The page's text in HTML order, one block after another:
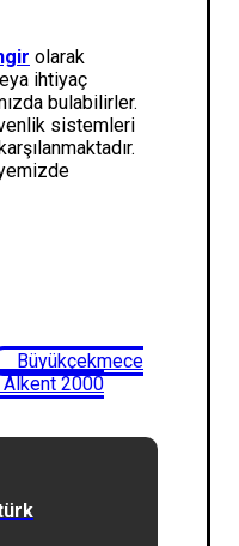
olarak
ihtiyaç
bulabilirler.
sistemleri
Büyükçekmece
Alkent 2000